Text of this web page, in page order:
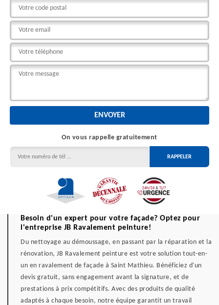
On vous rappelle gratuitement
Besoin d'un expert pour votre façade? Optez pour
l'entreprise JB Ravalement peinture!
Du nettoyage au démoussage, en passant par la réparation et la
rénovation, JB Ravalement peinture est votre solution tout-en-
un en ravalement de façade à Saint Mathieu. Bénéficiez d'un
devis gratuit, sans engagement avant la signature, et de
prestations à prix compétitifs. Avec des produits de qualité
adaptés à chaque besoin, notre équipe garantit un travail